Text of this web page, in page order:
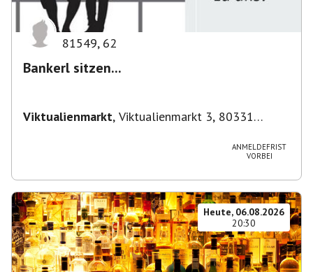
81549, 62
Bankerl sitzen...
Viktualienmarkt, Viktualienmarkt 3, 80331
ANMELDEFRIST
VORBEI
Heute, 06.08.2026
20:30